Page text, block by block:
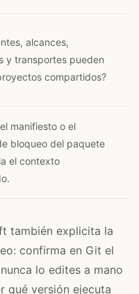
alcances,
y transportes pueden
compartidos?
manifiesto o el
bloqueo del paquete
el contexto
también explicita la
confirma en Git el
lo edites a mano
qué versión ejecuta